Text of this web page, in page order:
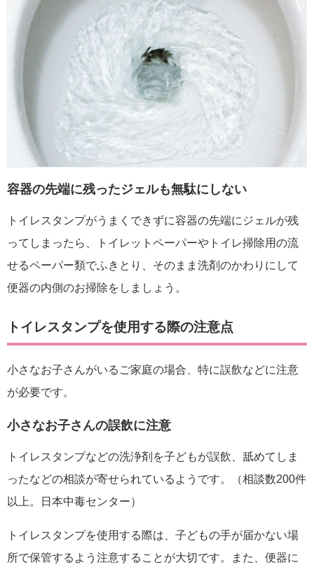
容器の先端に残ったジェルも無駄にしない
トイレスタンプがうまくできずに容器の先端にジェルが残
ってしまったら、トイレットペーパーやトイレ掃除用の流
せるペーパー類でふきとり、そのまま洗剤のかわりにして
便器の内側のお掃除をしましょう。
トイレスタンプを使用する際の注意点
小さなお子さんがいるご家庭の場合、特に誤飲などに注意
が必要です。
小さなお子さんの誤飲に注意
トイレスタンプなどの洗浄剤を子どもが誤飲、舐めてしま
ったなどの相談が寄せられているようです。（相談数200件
以上。日本中毒センター）
トイレスタンプを使用する際は、子どもの手が届かない場
所で保管するよう注意することが大切です。また、便器に